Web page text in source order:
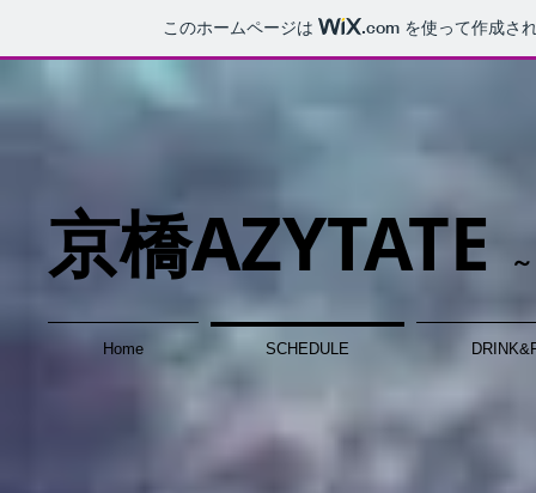
このホームページは .com を使って作成さ
京橋AZYTATE
Home S​CHEDULE​